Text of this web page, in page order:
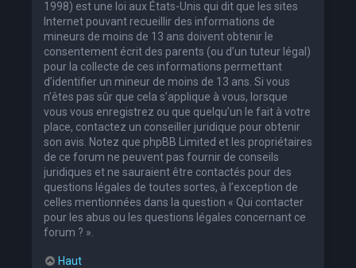
1998) est une loi aux États-Unis qui dit que les sites
Internet pouvant recueillir des informations de
mineurs de moins de 13 ans doivent obtenir le
consentement écrit des parents (ou d’un tuteur légal)
pour la collecte de ces informations permettant
d’identifier un mineur de moins de 13 ans. Si vous
n’êtes pas sûr que cela s’applique à vous, lorsque
vous vous enregistrez ou que quelqu’un le fait à votre
place, contactez un conseiller juridique pour obtenir
son avis. Notez que phpBB Limited et les propriétaires
de ce forum ne peuvent pas fournir de conseils
juridiques et ne sauraient être contactés pour des
questions légales de toutes sortes, à l’exception de
celles mentionnées dans la question « Qui contacter
pour les abus ou les questions légales concernant ce
forum ? ».
Haut